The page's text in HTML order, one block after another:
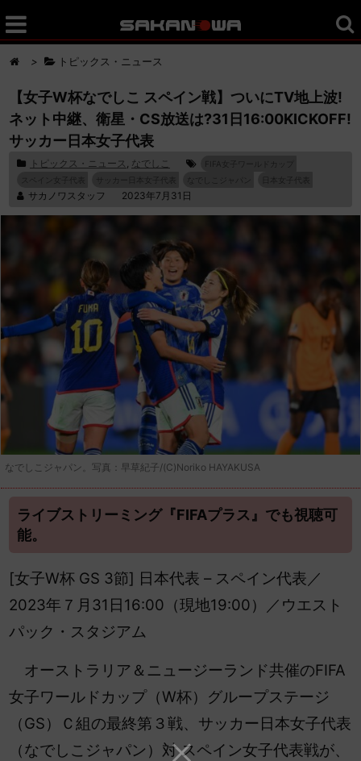
> トピックス・ニュース
【女子W杯なでしこ スペイン戦】ついにTV地上波!
ネット中継、衛星・CS放送は?31日16:00KICKOFF!
サッカー日本女子代表
トピックス・ニュース , なでしこ
FIFA女子ワールドカップ
サカノワスタッフ 2023年7月31日
なでしこジャパン。写真：早草紀子/(C)Noriko HAYAKUSA
ライブストリーミング『FIFAプラス』でも視聴可
能。
[女子W杯 GS 3節] 日本代表 – スペイン代表／
2023年７月31日16:00（現地19:00）／ウエスト
パック・スタジアム
オーストラリア＆ニュージーランド共催のFIFA
女子ワールドカップ（W杯）グループステージ
（GS）Ｃ組の最終第３戦、サッカー日本女子代表
（なでしこジャパン）対 スペイン女子代表戦が、